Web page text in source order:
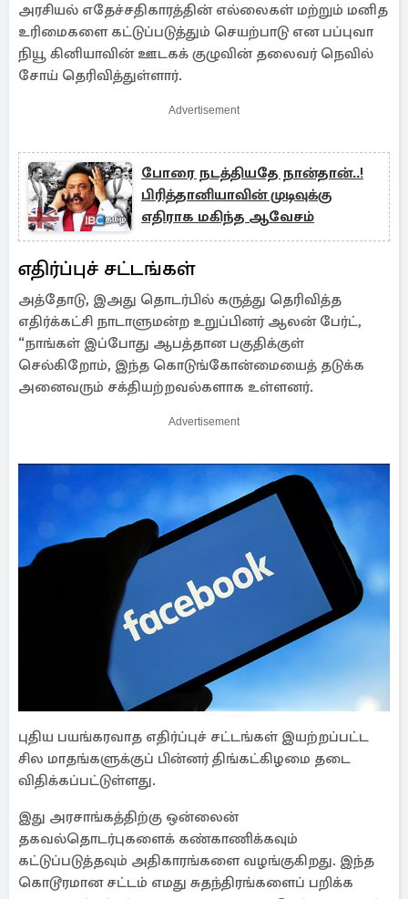
அரசியல் எதேச்சதிகாரத்தின் எல்லைகள் மற்றும் மனித
உரிமைகளை கட்டுப்படுத்தும் செயற்பாடு என பப்புவா
நியூ கினியாவின் ஊடகக் குழுவின் தலைவர் நெவில்
சோய் தெரிவித்துள்ளார்.
Advertisement
போரை நடத்தியதே நான்தான்..!
பிரித்தானியாவின் முடிவுக்கு
எதிராக மகிந்த ஆவேசம்
எதிர்ப்புச் சட்டங்கள்
அத்தோடு, இஅது தொடர்பில் கருத்து தெரிவித்த
எதிர்க்கட்சி நாடாளுமன்ற உறுப்பினர் ஆலன் பேர்ட்,
“நாங்கள் இப்போது ஆபத்தான பகுதிக்குள்
செல்கிறோம், இந்த கொடுங்கோன்மையைத் தடுக்க
அனைவரும் சக்தியற்றவல்களாக உள்ளனர்.
Advertisement
புதிய பயங்கரவாத எதிர்ப்புச் சட்டங்கள் இயற்றப்பட்ட
சில மாதங்களுக்குப் பின்னர் திங்கட்கிழமை தடை
விதிக்கப்பட்டுள்ளது.
இது அரசாங்கத்திற்கு ஒன்லைன்
தகவல்தொடர்புகளைக் கண்காணிக்கவும்
கட்டுப்படுத்தவும் அதிகாரங்களை வழங்குகிறது. இந்த
கொடூரமான சட்டம் எமது சுதந்திரங்களைப் பறிக்க